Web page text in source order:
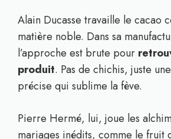
Alain Ducasse travaille le cacao
matière noble. Dans sa
l’approche est brute pour
produit. Pas de chichis, juste
précise qui sublime la fève.
Pierre Hermé, lui, joue les
mariages inédits, comme le fruit